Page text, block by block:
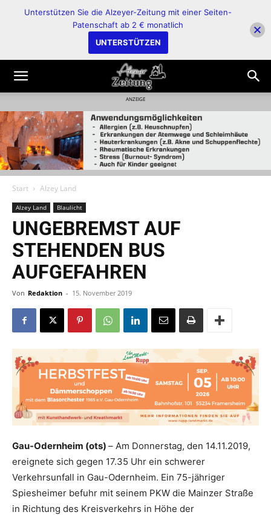
ANZEIGE
Start Alzey Land
Alzey Land Blaulicht
UNGEBREMST AUF
STEHENDEN BUS
AUFGEFAHREN
Von Redaktion - 15. November 2019
Gau-Odernheim (ots) – Am Donnerstag, den 14.11.2019,
ereignete sich gegen 17.35 Uhr ein schwerer
Verkehrsunfall in Gau-Odernheim. Ein 75-jähriger
Spiesheimer befuhr mit seinem PKW die Mainzer Straße
in Richtung des Kreisverkehrs in Höhe der
Unterstützen Sie die Alzeyer-Zeitung mit einer Seiten-
Patenschaft ab 2 € monatlich
UNTERSTÜTZEN